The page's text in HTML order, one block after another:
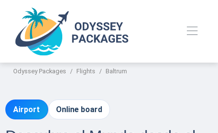
Odyssey Packages Flights Baltrum
Airport Online board